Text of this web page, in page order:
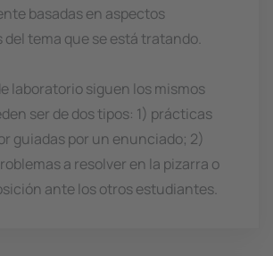
basadas en aspectos
tema que se está tratando.
laboratorio siguen los mismos
ser de dos tipos: 1) prácticas
guiadas por un enunciado; 2)
a resolver en la pizarra o
ante los otros estudiantes.